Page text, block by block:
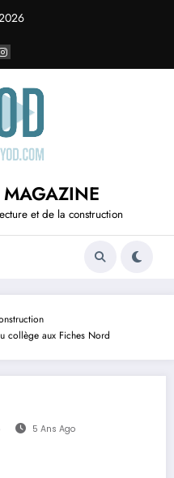
MAGAZINE
et de la construction
collège aux Fiches Nord
5 Ans Ago